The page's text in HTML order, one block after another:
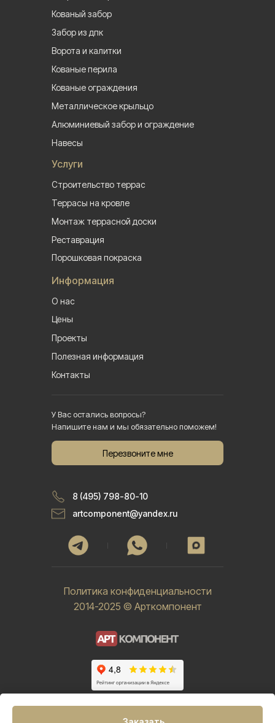
Кованый забор
Забор из дпк
Ворота и калитки
Металлическое крыльцо
Навесы
Алюминиевый забор и ограждение
Кованые ограждения
Кованые перила
Строительство террас
Террасы на кровле
Монтаж террасной доски
Реставрация
Порошковая покраска
Услуги
2014-2025 © Арткомпонент
Политика конфиденциальности
Информация
О нас
Цены
Проекты
Полезная информация
Контакты
Перезвоните мне
У Вас остались вопросы?
Напишите нам и мы обязательно поможем!
8 (495) 798-80-10
artcomponent@yandex.ru